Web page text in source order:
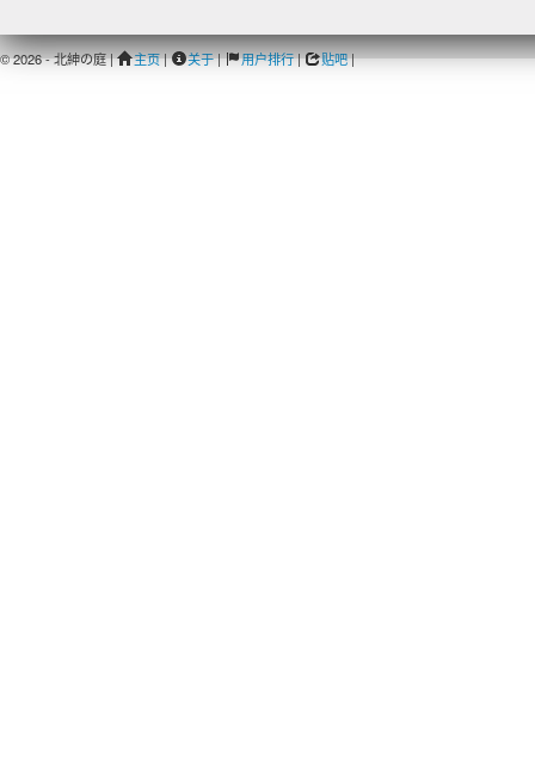
© 2026 - 北紳の庭 | 主页| 关于| 用户排行| 贴吧|